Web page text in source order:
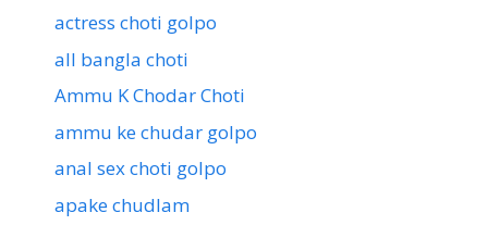
actress choti golpo
all bangla choti
Ammu K Chodar Choti
ammu ke chudar golpo
anal sex choti golpo
apake chudlam